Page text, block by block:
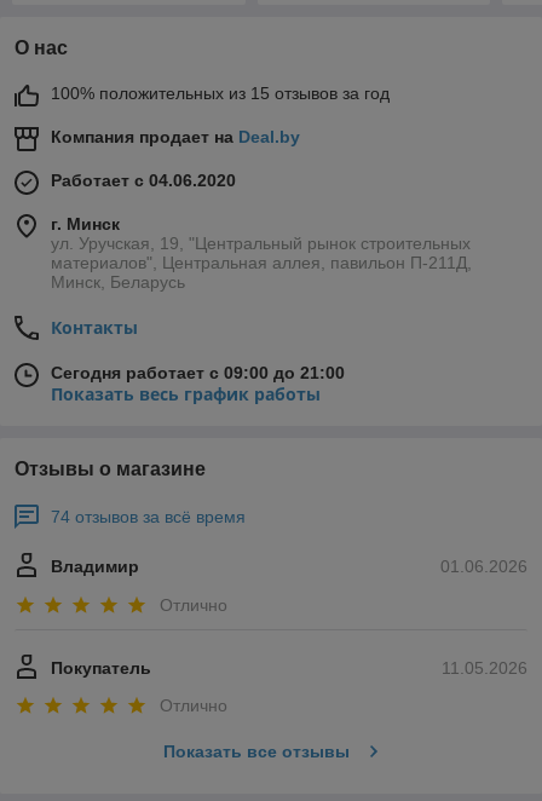
О нас
100% положительных из 15 отзывов за год
Компания продает на Deal.by
Работает с 04.06.2020
г. Минск
ул. Уручская, 19, "Центральный рынок строительных
материалов", Центральная аллея, павильон П-211Д,
Минск, Беларусь
Контакты
Сегодня работает с 09:00 до 21:00
Показать весь график работы
Отзывы о магазине
74 отзывов за всё время
01.06.2026
Владимир
Отлично
11.05.2026
Покупатель
Отлично
Показать все отзывы